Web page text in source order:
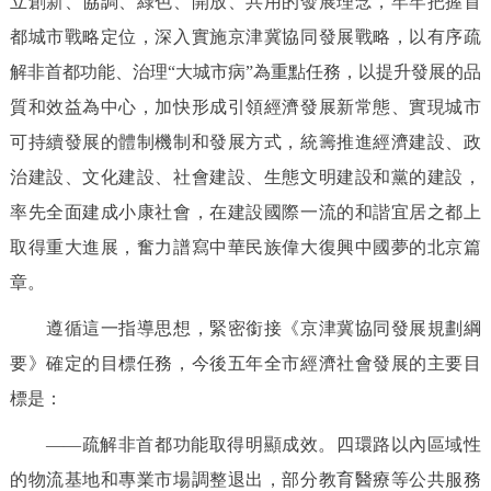
都城市戰略定位，深入實施京津冀協同發展戰略，以有序疏
解非首都功能、治理“大城市病”為重點任務，以提升發展的品
質和效益為中心，加快形成引領經濟發展新常態、實現城市
可持續發展的體制機制和發展方式，統籌推進經濟建設、政
治建設、文化建設、社會建設、生態文明建設和黨的建設，
率先全面建成小康社會，在建設國際一流的和諧宜居之都上
取得重大進展，奮力譜寫中華民族偉大復興中國夢的北京篇
章。
遵循這一指導思想，緊密銜接《京津冀協同發展規劃綱
要》確定的目標任務，今後五年全市經濟社會發展的主要目
標是：
——疏解非首都功能取得明顯成效。四環路以內區域性
的物流基地和專業市場調整退出，部分教育醫療等公共服務